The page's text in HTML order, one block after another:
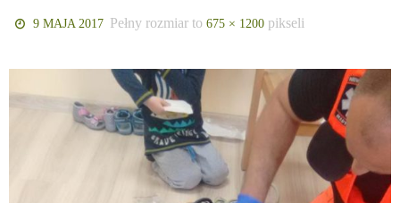
9 MAJA 2017 Pełny rozmiar to675 × 1200 pikseli